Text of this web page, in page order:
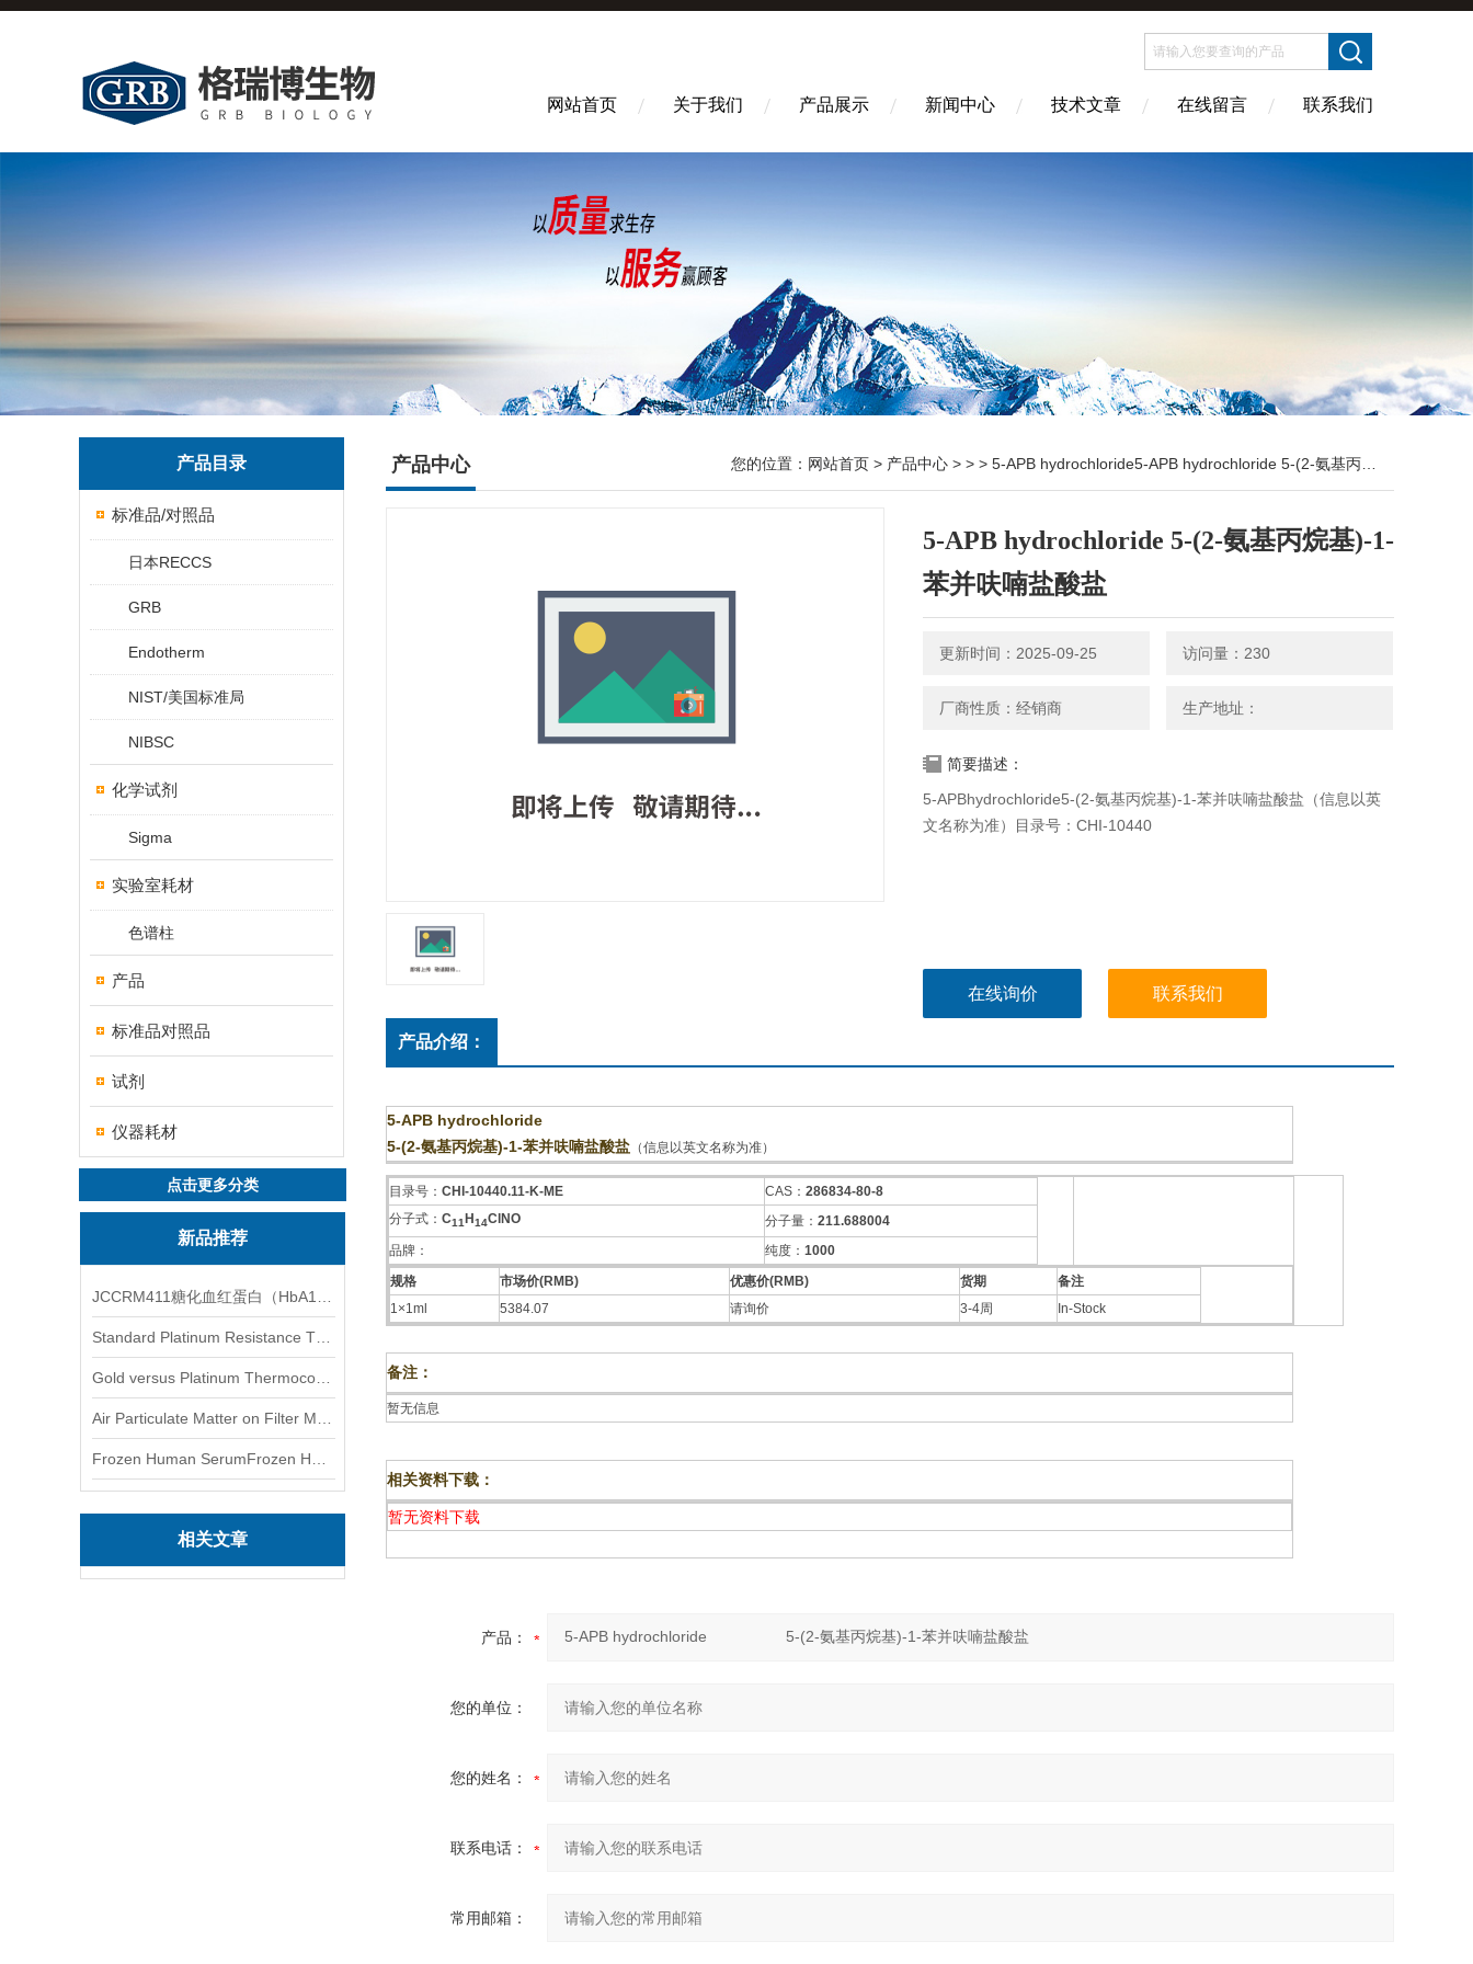
网站首页 关于我们 产品展示 新闻中心 技术文章 在线留言 联系我们
产品目录
标准品/对照品
日本RECCS
GRB
Endotherm
NIST/美国标准局
NIBSC
化学试剂
Sigma
实验室耗材
色谱柱
产品
标准品对照品
试剂
仪器耗材
点击更多分类
新品推荐
相关文章
产品中心 您的位置： 网站首页 > 产品中心 > > > 5-APB hydrochloride5-APB hydrochloride 5-(2-氨基丙烷基)-1-苯并呋喃盐酸盐
5-APB hydrochloride 5-(2-氨基丙烷基)-1-
苯并呋喃盐酸盐
更新时间：2025-09-25 访问量：230
厂商性质：经销商 生产地址：
简要描述：
5-APBhydrochloride5-(2-氨基丙烷基)-1-苯并呋喃盐酸盐（信息以英
文名称为准）目录号：CHI-10440
在线询价 联系我们
产品介绍：
5-APB hydrochloride
5-(2-氨基丙烷基)-1-苯并呋喃盐酸盐 （信息以英文名称为准）
目录号： CHI-10440.11-K-ME CAS： 286834-80-8
分子式： C11H 14ClNO 分子量： 211.688004
品牌：
纯度： 1000
规格
市场价(RMB) 优惠价(RMB) 货期
备注
1×1ml
5384.07 请询价 3-4周 In-Stock
备注：
暂无信息
相关资料下载：
暂无资料下载
产品：
您的单位：
您的姓名：
联系电话：
常用邮箱：